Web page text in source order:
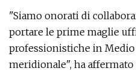
"Siamo onorati di
portare le prime maglie
professionistiche in
meridionale", ha